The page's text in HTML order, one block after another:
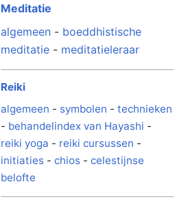
Meditatie
algemeen - boeddhistische
meditatie - meditatieleraar
Reiki
algemeen - symbolen - technieken
- behandelindex van Hayashi -
reiki yoga - reiki cursussen -
initiaties - chios - celestijnse
belofte